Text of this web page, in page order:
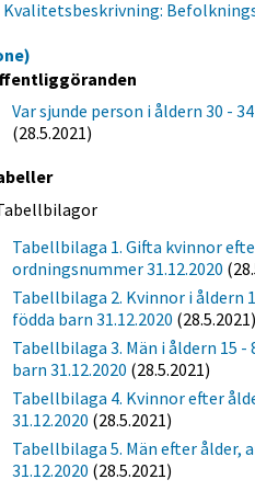
Kvalitetsbeskrivning:
Var sjunde person i åldern 30 -
(28.5.2021)
Tabellbilaga 1. Gifta kvinnor
ordningsnummer 31.12.2020
Tabellbilaga 2. Kvinnor i åldern
födda barn 31.12.2020 (28.5.2021)
Tabellbilaga 3. Män i åldern 15
barn 31.12.2020 (28.5.2021)
Tabellbilaga 4. Kvinnor efter
31.12.2020 (28.5.2021)
Tabellbilaga 5. Män efter ålder,
31.12.2020 (28.5.2021)